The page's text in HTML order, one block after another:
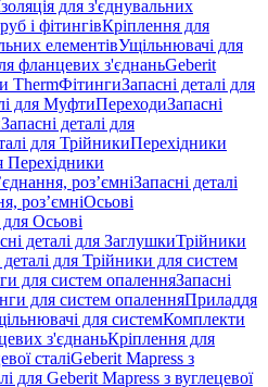
для з'єднувальних
і фітингівКріплення для
елементівУщільнювачі для
фланцевих з'єднаньGeberit
ThermФітингиЗапасні деталі для
для МуфтиПереходиЗапасні
Запасні деталі для
для ТрійникиПерехідники
Перехідники
роз’ємніЗапасні деталі
роз’ємніОсьові
для Осьові
деталі для ЗаглушкиТрійники
деталі для Трійники для систем
для систем опаленняЗапасні
для систем опаленняПриладдя
для системКомплекти
з'єднаньКріплення для
сталіGeberit Mapress з
для Geberit Mapress з вуглецевої